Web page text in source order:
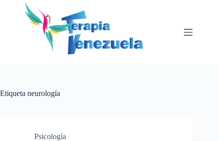
contenido
Etiqueta neurología
Psicología